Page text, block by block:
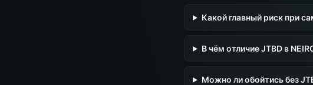
Какой главный риск при
В чём отличие JTBD в
Можно ли обойтись без